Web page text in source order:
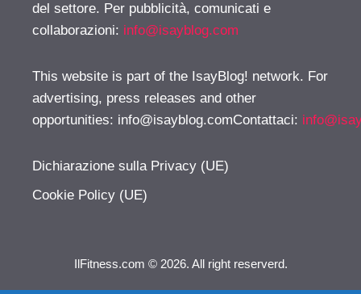
del settore. Per pubblicità, comunicati e
collaborazioni: info@isayblog.com
This website is part of the IsayBlog! network. For
advertising, press releases and other
opportunities: info@isayblog.comContattaci:
Dichiarazione sulla Privacy (UE)
Cookie Policy (UE)
IlFitness.com © 2026. All right reserverd.